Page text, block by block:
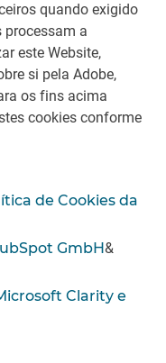
quando exigido
processam a
este Website,
si pela Adobe,
os fins acima
cookies conforme
de Cookies da
GmbH&
Clarity e